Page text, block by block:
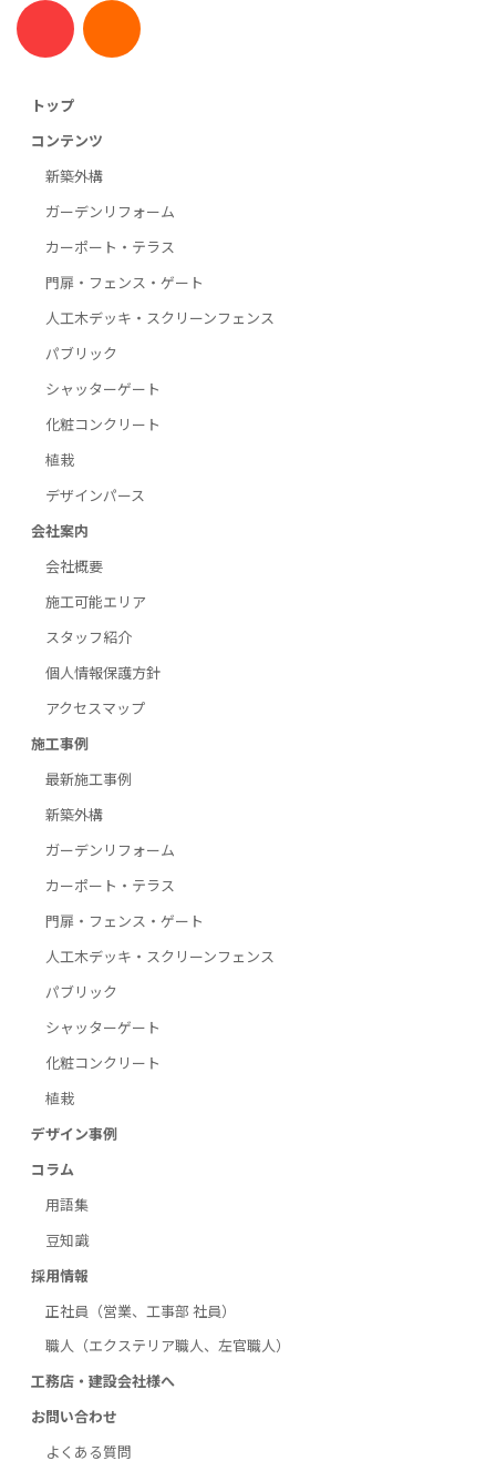
トップ
コンテンツ
新築外構
ガーデンリフォーム
カーポート・テラス
門扉・フェンス・ゲート
人工木デッキ・スクリーンフェンス
パブリック
シャッターゲート
化粧コンクリート
植栽
デザインパース
会社案内
会社概要
施工可能エリア
スタッフ紹介
個人情報保護方針
アクセスマップ
施工事例
最新施工事例
新築外構
ガーデンリフォーム
カーポート・テラス
門扉・フェンス・ゲート
人工木デッキ・スクリーンフェンス
パブリック
シャッターゲート
化粧コンクリート
植栽
デザイン事例
コラム
用語集
豆知識
採用情報
正社員（営業、工事部 社員）
職人（エクステリア職人、左官職人）
工務店・建設会社様へ
お問い合わせ
よくある質問